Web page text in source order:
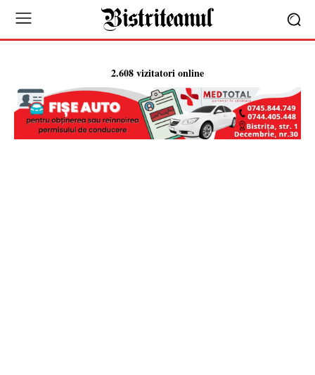
2.608 vizitatori online